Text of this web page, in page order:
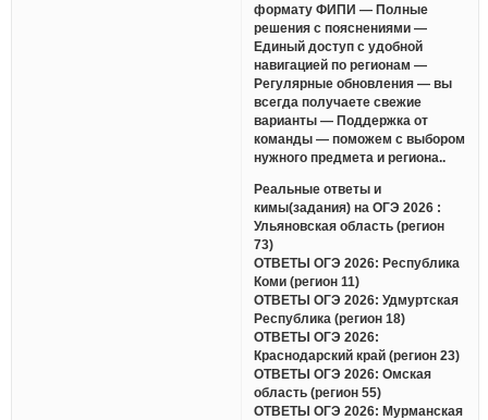
формату ФИПИ — Полные
решения с пояснениями —
Единый доступ с удобной
навигацией по регионам —
Регулярные обновления — вы
всегда получаете свежие
варианты — Поддержка от
команды — поможем с выбором
нужного предмета и региона..
Реальные ответы и
кимы(задания) на ОГЭ 2026 :
Ульяновская область (регион
73)
ОТВЕТЫ ОГЭ 2026: Республика
Коми (регион 11)
ОТВЕТЫ ОГЭ 2026: Удмуртская
Республика (регион 18)
ОТВЕТЫ ОГЭ 2026:
Краснодарский край (регион 23)
ОТВЕТЫ ОГЭ 2026: Омская
область (регион 55)
ОТВЕТЫ ОГЭ 2026: Мурманская